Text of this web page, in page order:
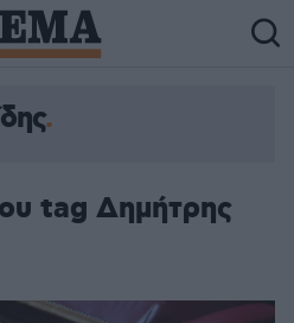
tag Δημήτρης